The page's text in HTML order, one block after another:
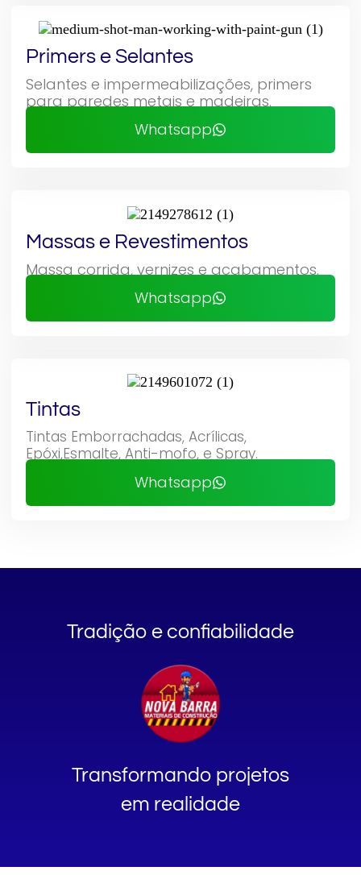
Tintas
Tintas Emborrachadas, Acrílicas,
Epóxi,Esmalte, Anti-mofo, e Spray.
Whatsapp
Massas e Revestimentos
Massa corrida, vernizes e acabamentos.
Whatsapp
Primers e Selantes
Selantes e impermeabilizações, primers
para paredes metais e madeiras.
Whatsapp
Tradição e confiabilidade
Transformando projetos
em realidade